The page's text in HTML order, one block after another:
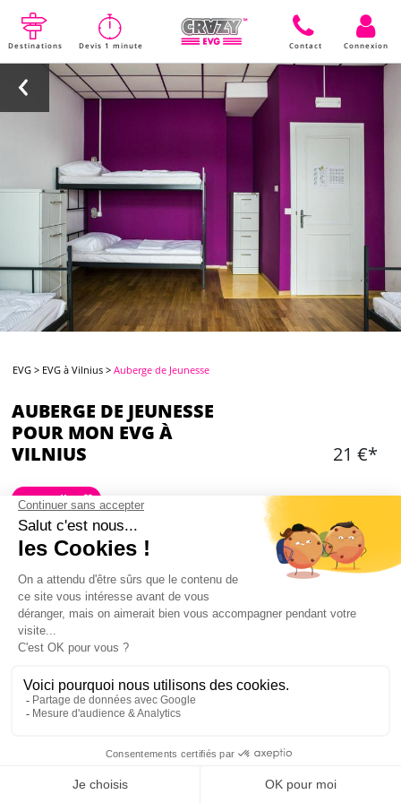
Destinations Devis 1 minute Contact Connexion
EVG > EVG à Vilnius >Auberge de Jeunesse
AUBERGE DE JEUNESSE
POUR MON EVG À
VILNIUS
21 €*
Best seller 🤍
CONTENU
une auberge de qualité
Chambres privatisées
Salle de bain privée selon disponibilités
Hébergement dans le centre ville
Mon EVG à Vilnius